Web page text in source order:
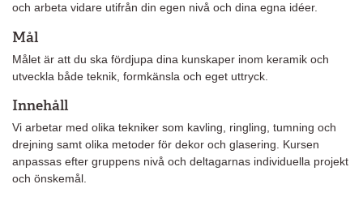
och arbeta vidare utifrån din egen nivå och dina egna idéer.
Mål
Målet är att du ska fördjupa dina kunskaper inom keramik och
utveckla både teknik, formkänsla och eget uttryck.
Innehåll
Vi arbetar med olika tekniker som kavling, ringling, tumning och
drejning samt olika metoder för dekor och glasering. Kursen
anpassas efter gruppens nivå och deltagarnas individuella projekt
och önskemål.